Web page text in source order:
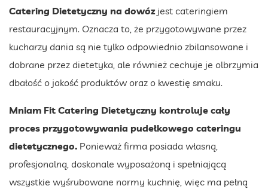
Catering Dietetyczny na dowóz jest cateringiem
restauracyjnym. Oznacza to, że przygotowywane przez
kucharzy dania są nie tylko odpowiednio zbilansowane i
dobrane przez dietetyka, ale również cechuje je olbrzymia
dbałość o jakość produktów oraz o kwestię smaku.
Mniam Fit Catering Dietetyczny kontroluje cały
proces przygotowywania pudełkowego cateringu
dietetycznego. Ponieważ firma posiada własną,
profesjonalną, doskonale wyposażoną i spełniającą
wszystkie wyśrubowane normy kuchnię, więc ma pełną